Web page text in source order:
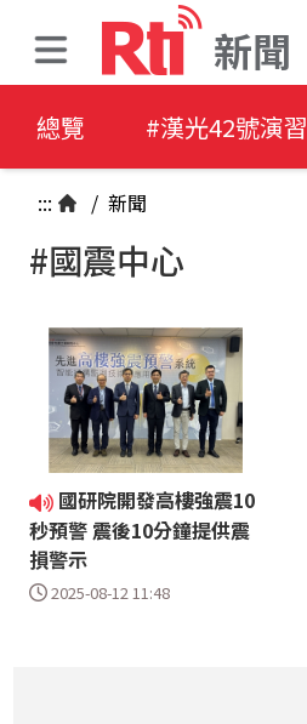
新聞
總覽 #漢光42號演習
::: / 新聞
#國震中心
國研院開發高樓強震10
秒預警 震後10分鐘提供震
損警示
2025-08-12 11:48